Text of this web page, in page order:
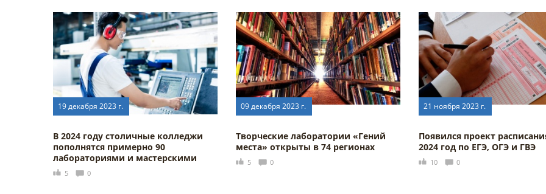
19 декабря 2023 г.
В 2024 году столичные колледжи
пополнятся примерно 90
лабораториями и мастерскими
5 0
09 декабря 2023 г.
Творческие лаборатории «Гений
места» открыты в 74 регионах
5 0
21 ноября 2023 г.
Появился проект
2024 год по ЕГЭ, ОГЭ и ГВЭ
10 0